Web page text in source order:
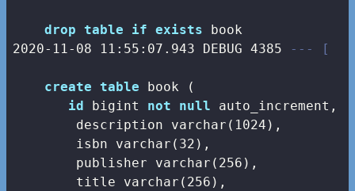
drop table if exists
2020-11 -08 11 : 55 : 07.943 DEBUG 4385 --- [
create table book (
id
bigint not null auto_increment,
        description
varchar ( 1024 ),
        isbn
varchar ( 32 ),
        publisher
varchar ( 256 ),
        title
varchar ( 256 ),